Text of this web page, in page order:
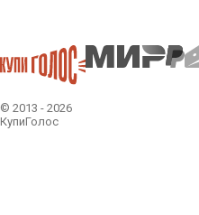
© 2013 - 2026
КупиГолос